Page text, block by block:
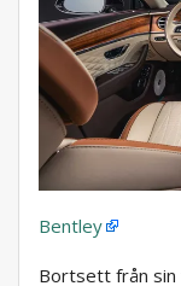
Bentley
Bortsett från sin